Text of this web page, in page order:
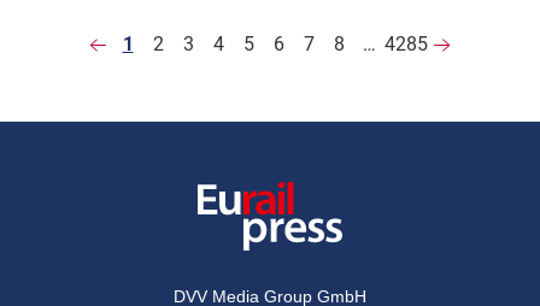
1 2 3 4 5 6 7 8 … 4285
DVV Media Group GmbH